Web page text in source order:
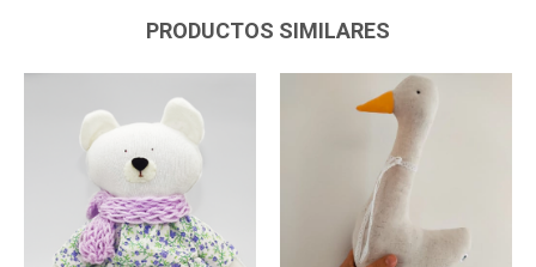
PRODUCTOS SIMILARES